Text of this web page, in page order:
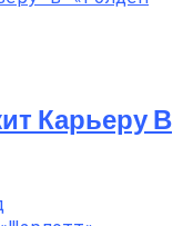
Карьеру В